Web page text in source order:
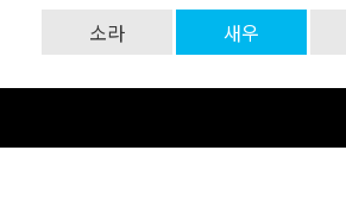
소라 새우